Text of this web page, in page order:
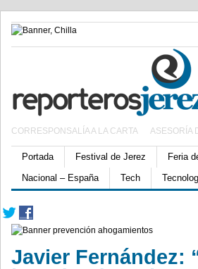
CORRESPONSALÍA A LA CARTA ASESORÍA
Portada Festival de Jerez Feria
Nacional – España
Tech
Javier Fernández: